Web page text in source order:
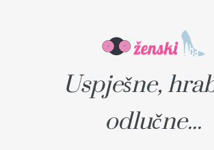
Uspješne,
odlučne...